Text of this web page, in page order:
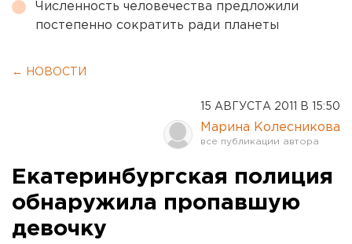
Численность человечества предложили
постепенно сократить ради планеты
← НОВОСТИ
15 АВГУСТА 2011 В 15:50
Марина Колесникова
Екатеринбургская полиция
обнаружила пропавшую
девочку